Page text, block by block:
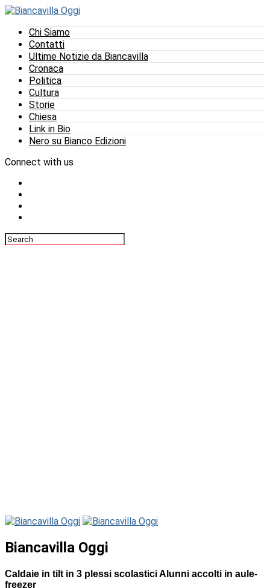
Chi Siamo
Contatti
Ultime Notizie da Biancavilla
Cronaca
Politica
Cultura
Storie
Chiesa
Link in Bio
Nero su Bianco Edizioni
Connect with us
Biancavilla Oggi
Caldaie in tilt in 3 plessi scolastici Alunni accolti in aule-
freezer